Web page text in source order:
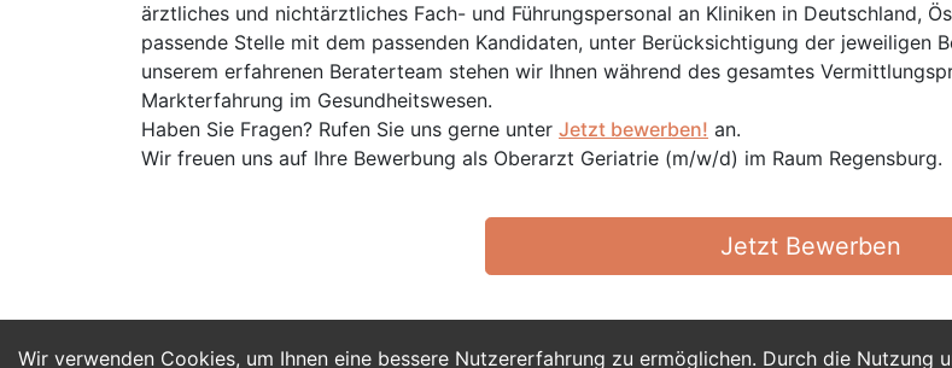
Wir verwenden Cookies, um Ihnen eine bessere Nutzererfahrung zu ermöglichen. Durch die Nutzung
ärztliches und nichtärztliches Fach- und Führungspersonal an Kliniken in Deutschland,
passende Stelle mit dem passenden Kandidaten, unter Berücksichtigung der jeweiligen
unserem erfahrenen Beraterteam stehen wir Ihnen während des gesamtes
Markterfahrung im Gesundheitswesen.
Haben Sie Fragen? Rufen Sie uns gerne unter Jetzt bewerben! an.
Wir freuen uns auf Ihre Bewerbung als Oberarzt Geriatrie (m/w/d) im Raum Regensburg.
Jetzt Bewerben